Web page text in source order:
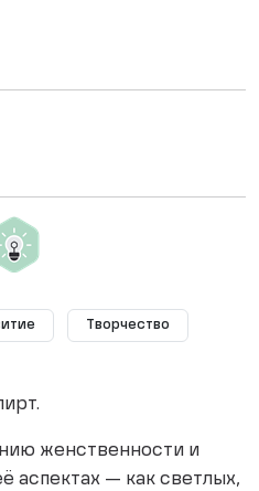
Творчество
женственности и
аспектах — как светлых,